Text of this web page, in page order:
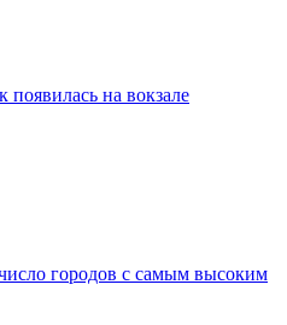
на вокзале
городов с самым высоким